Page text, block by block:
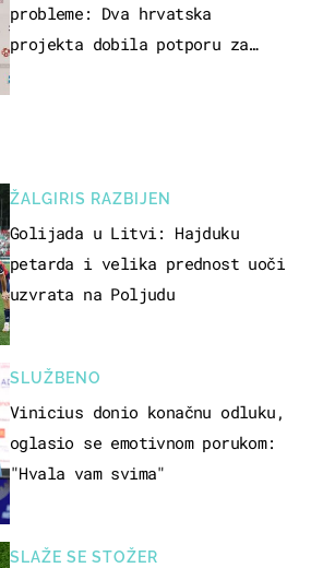
ŽALGIRIS RAZBIJEN
Golijada u Litvi: Hajduku
petarda i velika prednost uoči
uzvrata na Poljudu
SLUŽBENO
Vinicius donio konačnu odluku,
oglasio se emotivnom porukom:
"Hvala vam svima"
SLAŽE SE STOŽER
probleme: Dva hrvatska
projekta dobila potporu za